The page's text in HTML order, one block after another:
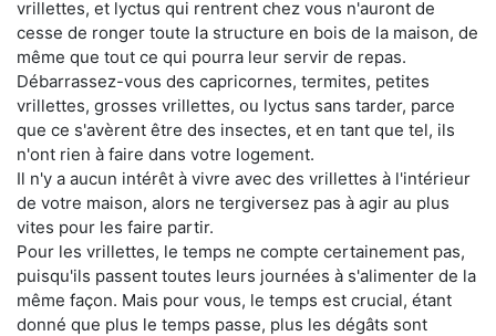
vrillettes, et lyctus qui rentrent chez vous n'auront de
cesse de ronger toute la structure en bois de la maison, de
même que tout ce qui pourra leur servir de repas.
Débarrassez-vous des capricornes, termites, petites
vrillettes, grosses vrillettes, ou lyctus sans tarder, parce
que ce s'avèrent être des insectes, et en tant que tel, ils
n'ont rien à faire dans votre logement.
Il n'y a aucun intérêt à vivre avec des vrillettes à l'intérieur
de votre maison, alors ne tergiversez pas à agir au plus
vites pour les faire partir.
Pour les vrillettes, le temps ne compte certainement pas,
puisqu'ils passent toutes leurs journées à s'alimenter de la
même façon. Mais pour vous, le temps est crucial, étant
donné que plus le temps passe, plus les dégâts sont